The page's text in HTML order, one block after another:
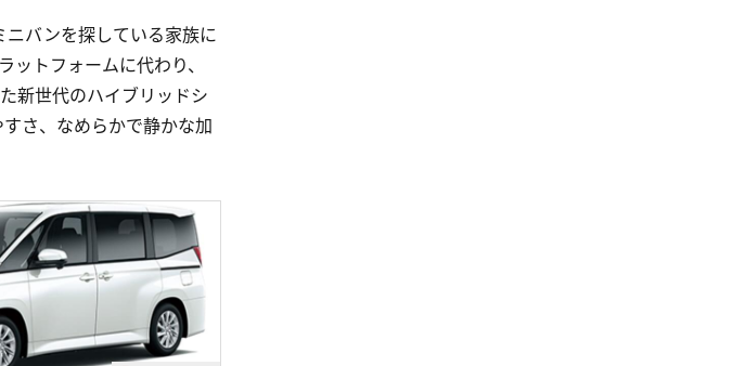
バンを探している家族に
トフォームに代わり、
新世代のハイブリッドシ
さ、なめらかで静かな加